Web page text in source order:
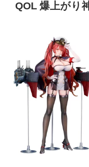
QOL 爆上がり